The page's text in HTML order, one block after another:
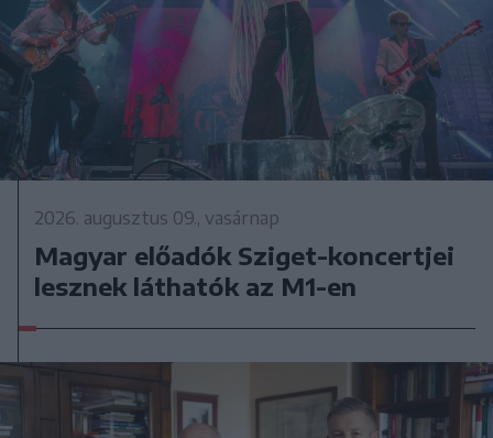
2026. augusztus 09., vasárnap
Magyar előadók Sziget-koncertjei
lesznek láthatók az M1-en